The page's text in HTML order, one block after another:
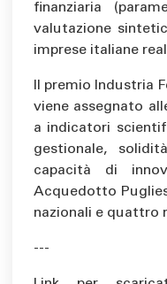
finanziaria
valutazione
imprese italiane
Il premio Industria
viene assegnato
a indicatori
gestionale,
capacità di
Acquedotto
nazionali e quattro
---